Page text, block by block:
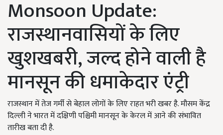
Monsoon Update:
राजस्थानवासियों के लिए
खुशखबरी, जल्द होने वाली है
मानसून की धमाकेदार एंट्री
राजस्थान में तेज गर्मी से बेहाल लोगों के लिए राहत भरी खबर है. मौसम केंद्र
दिल्ली ने भारत में दक्षिणी पश्चिमी मानसून के केरल में आने की संभावित
तारीख बता दी है.